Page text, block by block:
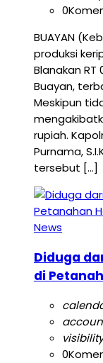
0
BUAYAN
produksi
Blanakan RT
Buayan,
Meskipun
rupiah.
Purnama,
tersebut […]
News
Diduga
di
visibility
0